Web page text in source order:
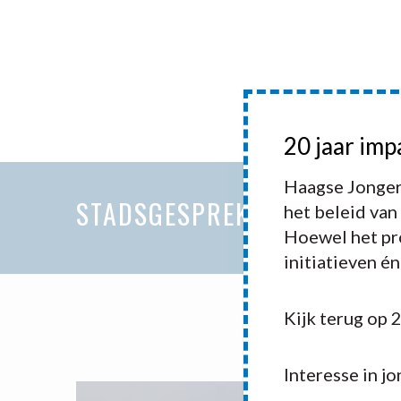
HOME HAAGSE
STADSGESPREK KUNST EN
20 jaar
Haagse
het beleid van
Hoewel het
initiatieven
Kijk terug op
Interesse in